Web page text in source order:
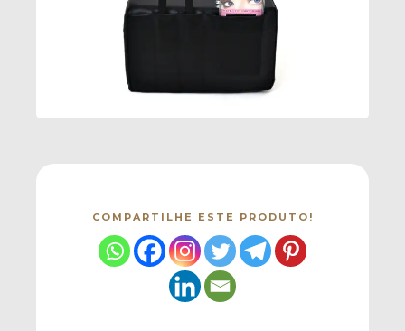
COMPARTILHE ESTE PRODUTO!